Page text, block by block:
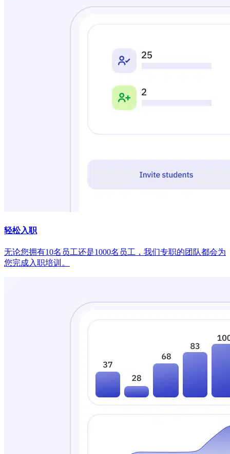
轻松入职
无论您拥有10名员工还是1000名员工，我们专职的团队都会为
您完成入职培训。